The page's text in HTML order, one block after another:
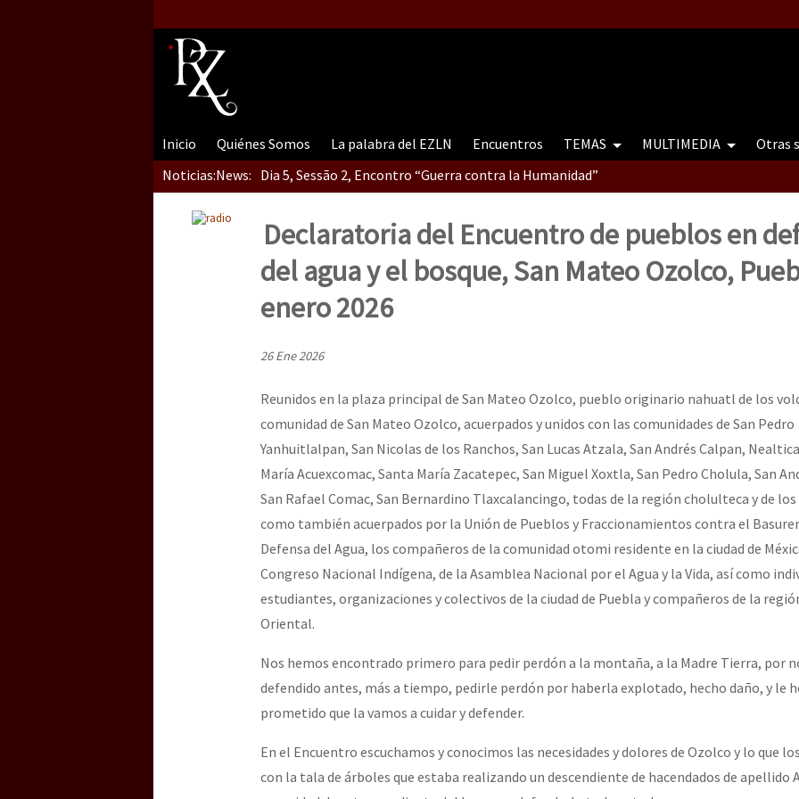
Inicio Quiénes Somos La palabra del EZLN Encuentros TEMAS MULTIMEDIA Otras
Noticias:News: Dia 5, Sessão 2, Encontro “Guerra contra la Humanidad”
Dia 5, sessão 1, do Encontro “Guerra contra a Humanidade”(As populações e a natureza
Dia 3 do Encontro “Guerra contra a Humanidade”
Dia 2 do Encontro “Guerra contra a Humanidad”
Dia 1: Encontro “Guerra contra a Humanidade”
[CDMX – 20 julio] Jornadas globales por la libertad de Jesús Plácido Galindo y el alto a la
“Sonhando a Terra do Bem Virá” se publica no Estado Espanhol
Se o México sabe, que o mundo saiba! Nossas lutas pela memória, a justiça e a dignidade
Declaratoria del Encuentro de pueblos en
del agua y el bosque, San Mateo Ozolco,
enero 2026
26 Ene 2026
Reunidos en la plaza principal de San Mateo Ozolco, pueblo originario nahuatl de los
comunidad de San Mateo Ozolco, acuerpados y unidos con las comunidades de San Pedro
Yanhuitlalpan, San Nicolas de los Ranchos, San Lucas Atzala, San Andrés Calpan,
María Acuexcomac, Santa María Zacatepec, San Miguel Xoxtla, San Pedro Cholula, San
San Rafael Comac, San Bernardino Tlaxcalancingo, todas de la región cholulteca y de
como también acuerpados por la Unión de Pueblos y Fraccionamientos contra el
Defensa del Agua, los compañeros de la comunidad otomi residente en la ciudad de
Congreso Nacional Indígena, de la Asamblea Nacional por el Agua y la Vida, así como
estudiantes, organizaciones y colectivos de la ciudad de Puebla y compañeros de la
Oriental.
Nos hemos encontrado primero para pedir perdón a la montaña, a la Madre Tierra, por
defendido antes, más a tiempo, pedirle perdón por haberla explotado, hecho daño, y le
prometido que la vamos a cuidar y defender.
En el Encuentro escuchamos y conocimos las necesidades y dolores de Ozolco y lo que
con la tala de árboles que estaba realizando un descendiente de hacendados de apellido